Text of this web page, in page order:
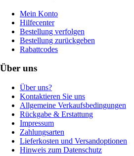
Mein Konto
Hilfecenter
Bestellung verfolgen
Bestellung zurückgeben
Rabattcodes
Über uns
Über uns?
Kontaktieren Sie uns
Allgemeine Verkaufsbedingungen
Rückgabe & Erstattung
Impressum
Zahlungsarten
Lieferkosten und Versandoptionen
Hinweis zum Datenschutz